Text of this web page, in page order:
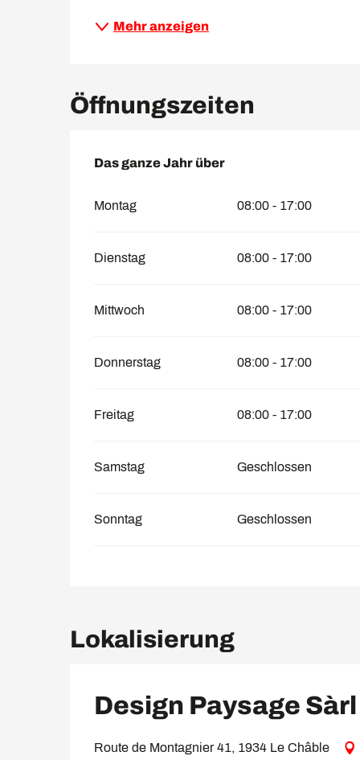
Mehr anzeigen
Öffnungszeiten
Das ganze Jahr über
Das ganze Jahr über
Montag 08:00 - 17:00
Dienstag 08:00 - 17:00
Mittwoch 08:00 - 17:00
Donnerstag 08:00 - 17:00
Freitag 08:00 - 17:00
Samstag Geschlossen
Sonntag Geschlossen
Lokalisierung
Design Paysage Sàrl
Route de Montagnier 41, 1934 Le Châble